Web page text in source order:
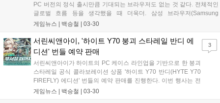
PC 버전의 정식 출시만큼 기대되는 브라우저도 없는 것 같다. 전체적인
글로벌 흐름 등을 생각했을 때 더욱더. 삼성 브라우저(Samsung
Browser)의 PC 버전은 3월 25일 정식 출시됐으며, 작년인 2025년 10월
선보이게 됐다고 한다....
게임뉴스 | 백승철 03-30
서린씨앤아이, '하이트 Y70 붕괴 스타레일 반디 에
디션' 번들 예약 판매
서린씨앤아이가 하이트의 PC 케이스 라인업을 기반으로 한 붕괴
스타레일 공식 콜라보레이션 상품 '하이트 Y70 반디(HYTE Y70
FIREFLY) 에디션' 번들의 예약 판매를 진행한다. 이번 행사는 전
용 테마로 구성된 풀패키지 상품을 사전 예약 구매하는 소비자에
게임뉴스 | 백승철 03-30
3